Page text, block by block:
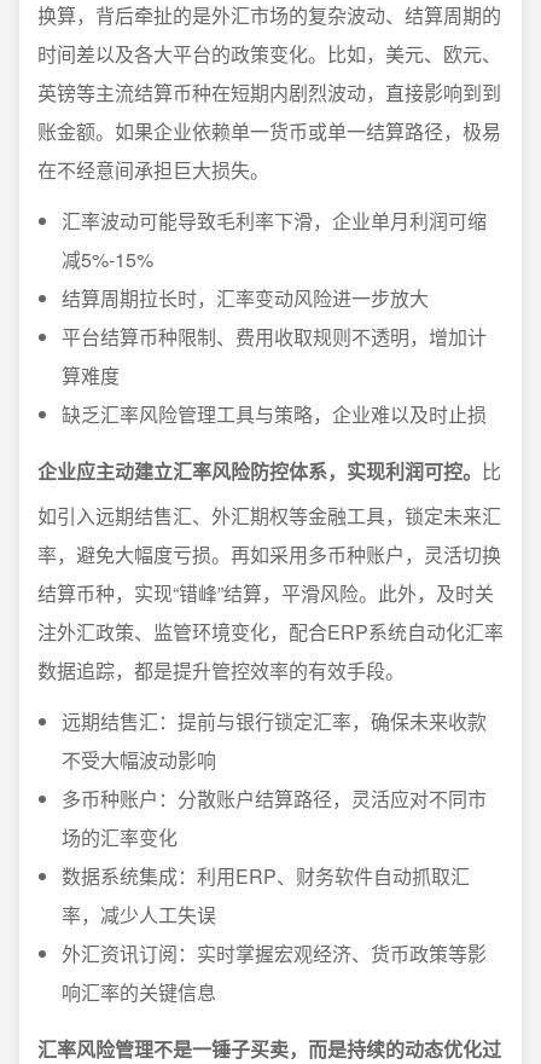
换算，背后牵扯的是外汇市场的复杂波动、结算周期的
时间差以及各大平台的政策变化。比如，美元、欧元、
英镑等主流结算币种在短期内剧烈波动，直接影响到到
账金额。如果企业依赖单一货币或单一结算路径，极易
在不经意间承担巨大损失。
汇率波动可能导致毛利率下滑，企业单月利润可缩
减5%-15%
结算周期拉长时，汇率变动风险进一步放大
平台结算币种限制、费用收取规则不透明，增加计
算难度
缺乏汇率风险管理工具与策略，企业难以及时止损
企业应主动建立汇率风险防控体系，实现利润可控。 比
如引入远期结售汇、外汇期权等金融工具，锁定未来汇
率，避免大幅度亏损。再如采用多币种账户，灵活切换
结算币种，实现“错峰”结算，平滑风险。此外，及时关
注外汇政策、监管环境变化，配合ERP系统自动化汇率
数据追踪，都是提升管控效率的有效手段。
远期结售汇：提前与银行锁定汇率，确保未来收款
不受大幅波动影响
多币种账户：分散账户结算路径，灵活应对不同市
场的汇率变化
数据系统集成：利用ERP、财务软件自动抓取汇
率，减少人工失误
外汇资讯订阅：实时掌握宏观经济、货币政策等影
响汇率的关键信息
汇率风险管理不是一锤子买卖，而是持续的动态优化过